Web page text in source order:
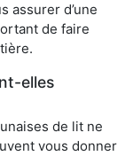
assurer d’une
de faire
elles
de lit ne
vous donner